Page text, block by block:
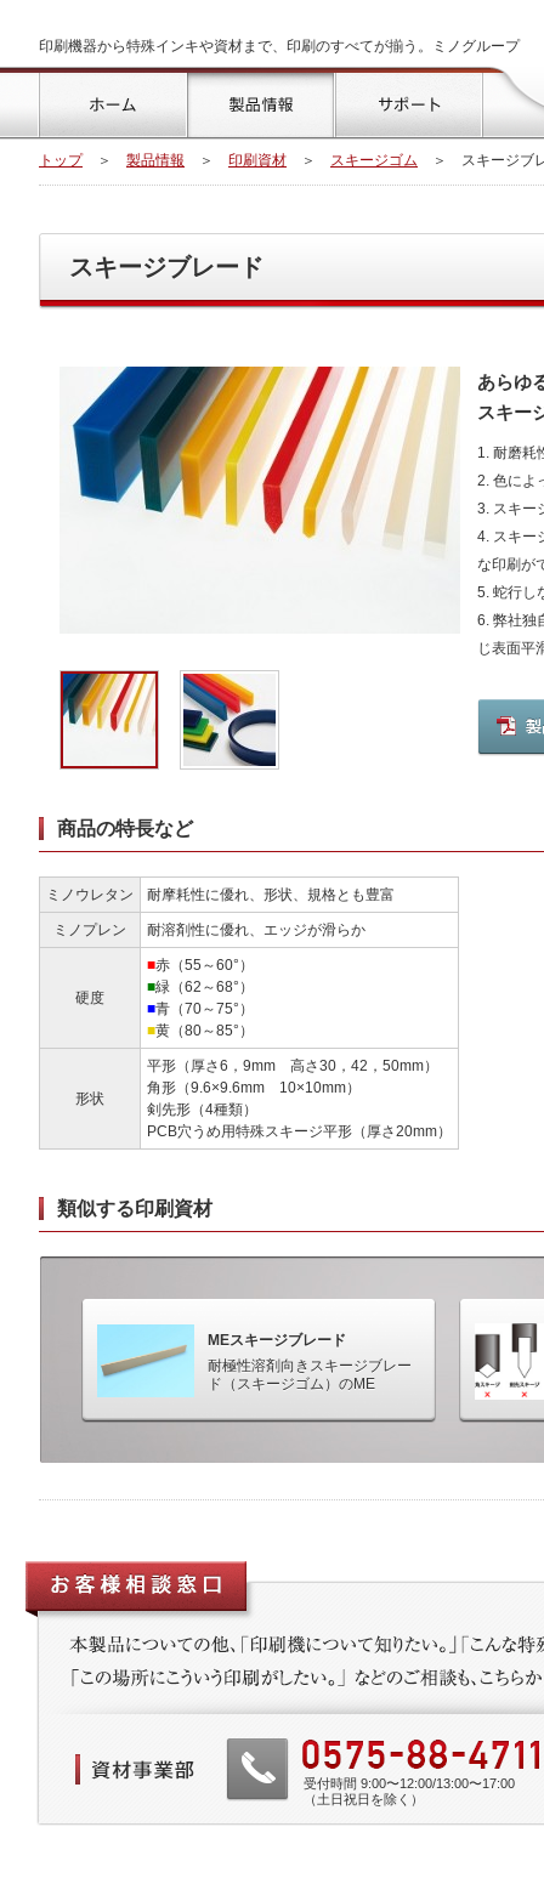
印刷機器から特殊インキや資材まで、印刷のすべてが揃う。ミノグループ
トップ
製品情報 サポート
トップ ＞ 製品情報 ＞ 印刷資材 ＞ スキージゴム ＞ スキージブ
スキージブレード
あらゆ
スキー
1. 耐磨耗
2. 色によ
3. スキー
4. スキー
な印刷が
5. 蛇行し
6. 弊社独
じ表面平
商品の特長など
ミノウレタン 耐摩耗性に優れ、形状、規格とも豊富
ミノプレン 耐溶剤性に優れ、エッジが滑らか
硬度
■赤（55～60°）
■緑（62～68°）
■青（70～75°）
■黄（80～85°）
形状
平形（厚さ6，9mm 高さ30，42，50mm）
角形（9.6×9.6mm 10×10mm）
剣先形（4種類）
PCB穴うめ用特殊スキージ平形（厚さ20mm）
類似する印刷資材
MEスキージブレード
耐極性溶剤向きスキージブレー
ド（スキージゴム）のME
受付時間 9:00〜12:00/13:00〜17:00
（土日祝日を除く）